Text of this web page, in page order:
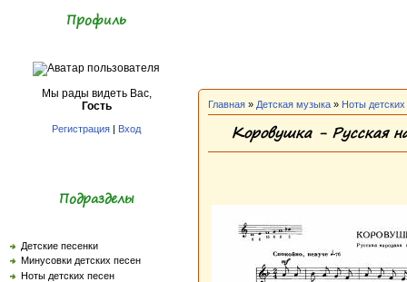
Профиль
Мы рады видеть Вас,
Гость
Регистрация | Вход
Подразделы
Детские песенки
Минусовки детских песен
Ноты детских песен
Главная » Детская музыка » Ноты
Коровушка - Русская